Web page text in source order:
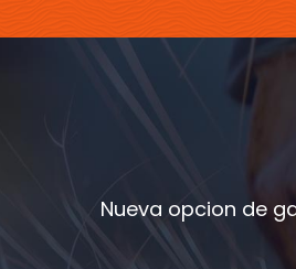
Nueva opcion de